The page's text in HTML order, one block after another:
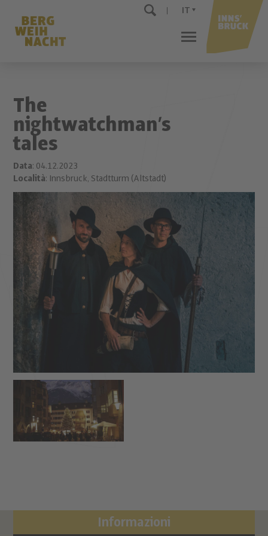
IT
The
nightwatchman’s
tales
Data: 04.12.2023
Località: Innsbruck, Stadtturm (Altstadt)
Informazioni